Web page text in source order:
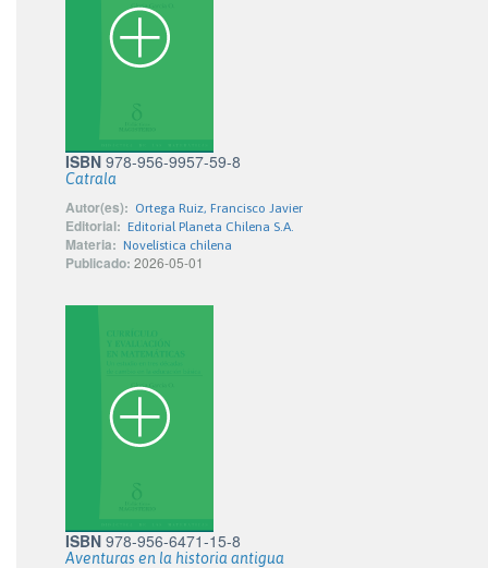
ISBN 978-956-9957-59-8
Catrala
Autor(es): Ortega Ruiz, Francisco Javier
Editorial: Editorial Planeta Chilena S.A.
Materia: Novelística chilena
Publicado: 2026-05-01
ISBN 978-956-6471-15-8
Aventuras en la historia antigua